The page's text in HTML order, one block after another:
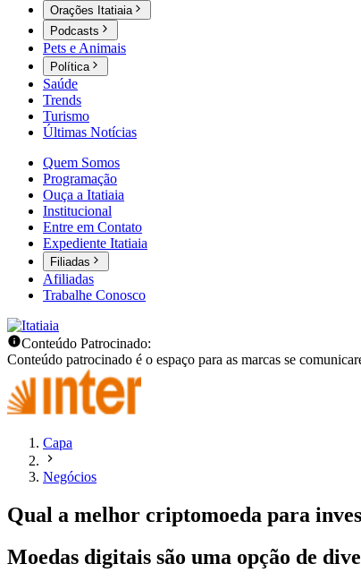
Orações Itatiaia
Podcasts
Pets e Animais
Política
Saúde
Trends
Turismo
Últimas Notícias
Quem Somos
Programação
Ouça a Itatiaia
Institucional
Entre em Contato
Expediente Itatiaia
Filiadas
Afiliadas
Trabalhe Conosco
Conteúdo Patrocinado:
Conteúdo patrocinado é o espaço para as marcas se
Capa
Negócios
Qual a melhor criptomoeda para
Moedas digitais são uma opção de